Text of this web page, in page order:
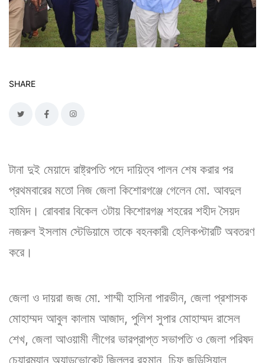
SHARE
টানা দুই মেয়াদে রাষ্ট্রপতি পদে দায়িত্ব পালন শেষ করার পর
প্রথমবারের মতো নিজ জেলা কিশোরগঞ্জে গেলেন মো. আবদুল
হামিদ। রোববার বিকেল ৩টায় কিশোরগঞ্জ শহরের শহীদ সৈয়দ
নজরুল ইসলাম স্টেডিয়ামে তাকে বহনকারী হেলিকপ্টারটি অবতরণ
করে।
জেলা ও দায়রা জজ মো. শাম্মী হাসিনা পারভীন, জেলা প্রশাসক
মোহাম্মদ আবুল কালাম আজাদ, পুলিশ সুপার মোহাম্মদ রাসেল
শেখ, জেলা আওয়ামী লীগের ভারপ্রাপ্ত সভাপতি ও জেলা পরিষদ
চেয়ারম্যান অ্যাডভোকেট জিল্লুর রহমান, চিফ জুডিসিয়াল